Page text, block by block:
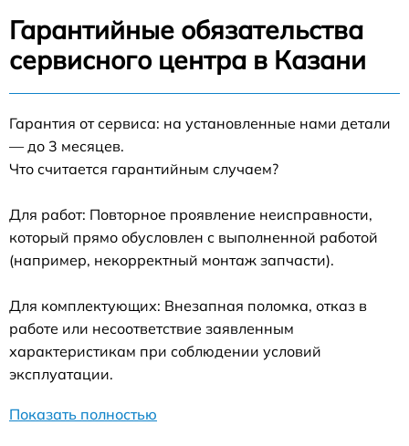
Гарантийные обязательства
сервисного центра в Казани
Гарантия от сервиса: на установленные нами детали
— до 3 месяцев.
Что считается гарантийным случаем?
Для работ: Повторное проявление неисправности,
который прямо обусловлен с выполненной работой
(например, некорректный монтаж запчасти).
Для комплектующих: Внезапная поломка, отказ в
работе или несоответствие заявленным
характеристикам при соблюдении условий
эксплуатации.
Показать полностью